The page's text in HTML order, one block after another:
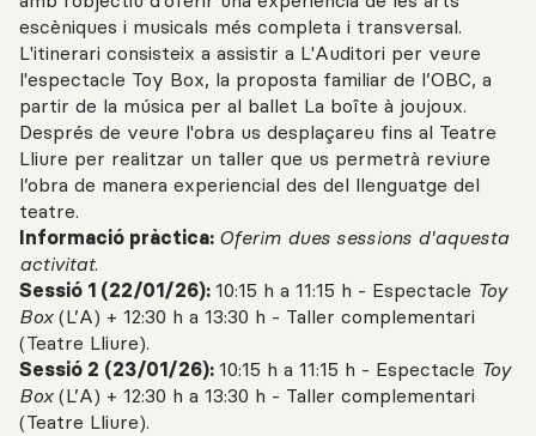
escèniques i musicals més completa i transversal.
L'itinerari consisteix a assistir a L'Auditori per veure
l'espectacle Toy Box, la proposta familiar de l’OBC, a
partir de la música per al ballet La boîte à joujoux.
Després de veure l'obra us desplaçareu fins al Teatre
Lliure per realitzar un taller que us permetrà reviure
l’obra de manera experiencial des del llenguatge del
teatre.
Informació pràctica: Oferim dues sessions d'aquesta
activitat.
Sessió 1 (22/01/26): 10:15 h a 11:15 h - Espectacle Toy
Box(L’A) + 12:30 h a 13:30 h - Taller complementari
(Teatre Lliure).
Sessió 2 (23/01/26): 10:15 h a 11:15 h - Espectacle Toy
Box(L’A) + 12:30 h a 13:30 h - Taller complementari
(Teatre Lliure).